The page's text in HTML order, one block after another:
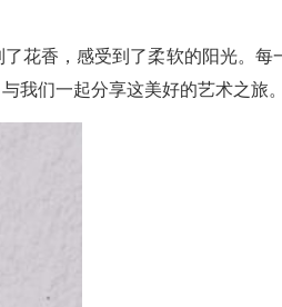
花香，感受到了柔软的阳光。每
我们一起分享这美好的艺术之旅。